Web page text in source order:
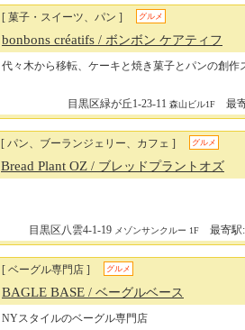
[ 菓子・スイーツ、パン ] グルメ
bonbons créatifs / ボンボン ケアティフ
代々木から移転、ケーキと焼き菓子とパンの創作
目黒区緑が丘1-23-11 森山ビル1F 最
[ パン、ブーランジェリー、カフェ ] グルメ
Bread Plant OZ / ブレッドプラントオズ
目黒区八雲4-1-19 メゾンサンクルー 1F 最寄駅:
[ ベーグル専門店 ] グルメ
BAGLE BASE / ベーグルベース
NYスタイルのベーグル専門店